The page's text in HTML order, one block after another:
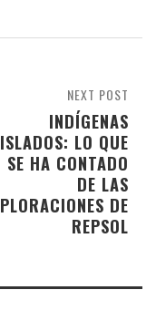
NEXT POST
INDÍGENAS
LO QUE
SE HA CONTADO
DE LAS
DE
REPSOL